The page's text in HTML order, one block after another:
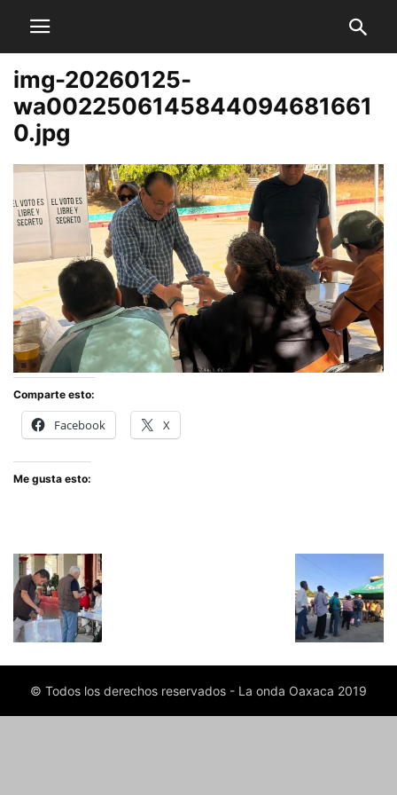
img-20260125-
wa0022506145844094681661
0.jpg
Comparte esto:
Facebook X
Me gusta esto:
© Todos los derechos reservados - La onda Oaxaca 2019